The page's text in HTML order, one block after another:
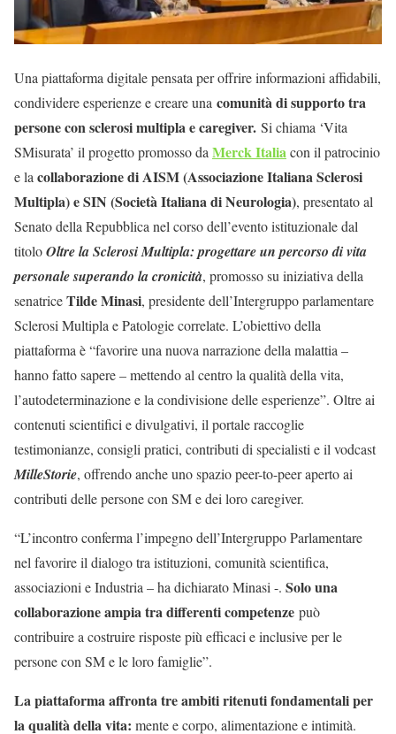
Una piattaforma digitale pensata per offrire informazioni affidabili,
condividere esperienze e creare una comunità di supporto tra
persone con sclerosi multipla e caregiver. Si chiama ‘Vita
SMisurata’ il progetto promosso da Merck Italiacon il patrocinio
e la collaborazione di AISM (Associazione Italiana Sclerosi
Multipla) e SIN (Società Italiana di Neurologia), presentato al
Senato della Repubblica nel corso dell’evento istituzionale dal
titoloOltre la Sclerosi Multipla: progettare un percorso di vita
personale superando la cronicità, promosso su iniziativa della
senatriceTilde Minasi, presidente dell’Intergruppo parlamentare
Sclerosi Multipla e Patologie correlate. L’obiettivo della
piattaforma è “favorire una nuova narrazione della malattia –
hanno fatto sapere – mettendo al centro la qualità della vita,
l’autodeterminazione e la condivisione delle esperienze”. Oltre ai
contenuti scientifici e divulgativi, il portale raccoglie
testimonianze, consigli pratici, contributi di specialisti e il vodcast
MilleStorie, offrendo anche uno spazio peer-to-peer aperto ai
contributi delle persone con SM e dei loro caregiver.
“L’incontro conferma l’impegno dell’Intergruppo Parlamentare
nel favorire il dialogo tra istituzioni, comunità scientifica,
associazioni e Industria – ha dichiarato Minasi -. Solo una
collaborazione ampia tra differenti competenze può
contribuire a costruire risposte più efficaci e inclusive per le
persone con SM e le loro famiglie”.
La piattaforma affronta tre ambiti ritenuti fondamentali per
la qualità della vita: mente e corpo, alimentazione e intimità.